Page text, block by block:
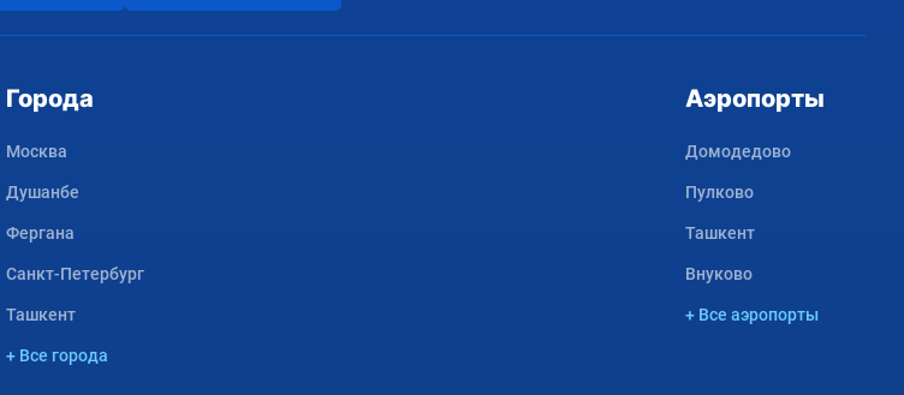
Города
Москва
Душанбе
Фергана
Санкт-Петербург
Ташкент
+ Все города
Аэропорты
Домодедово
Пулково
Ташкент
Внуково
+ Все аэропорты